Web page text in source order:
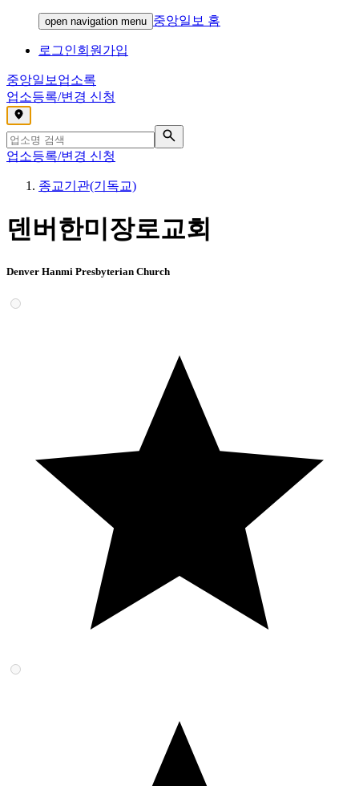
open navigation menu 중앙일보 홈
로그인회원가입
중앙일보 업소록
업소등록/변경 신청
,
업소등록/변경 신청
종교기관(기독교)
덴버한미장로교회
Denver Hanmi Presbyterian Church